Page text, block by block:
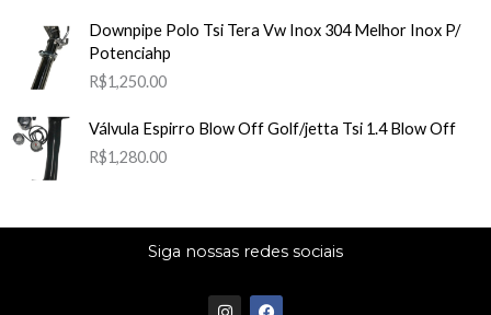
Downpipe Polo Tsi Tera Vw Inox 304 Melhor Inox P/
Potenciahp
R$1,250.00
Válvula Espirro Blow Off Golf/jetta Tsi 1.4 Blow Off
R$1,280.00
Siga nossas redes sociais
I
F